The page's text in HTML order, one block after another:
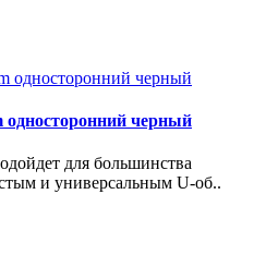
черный
для большинства
и универсальным U-об..